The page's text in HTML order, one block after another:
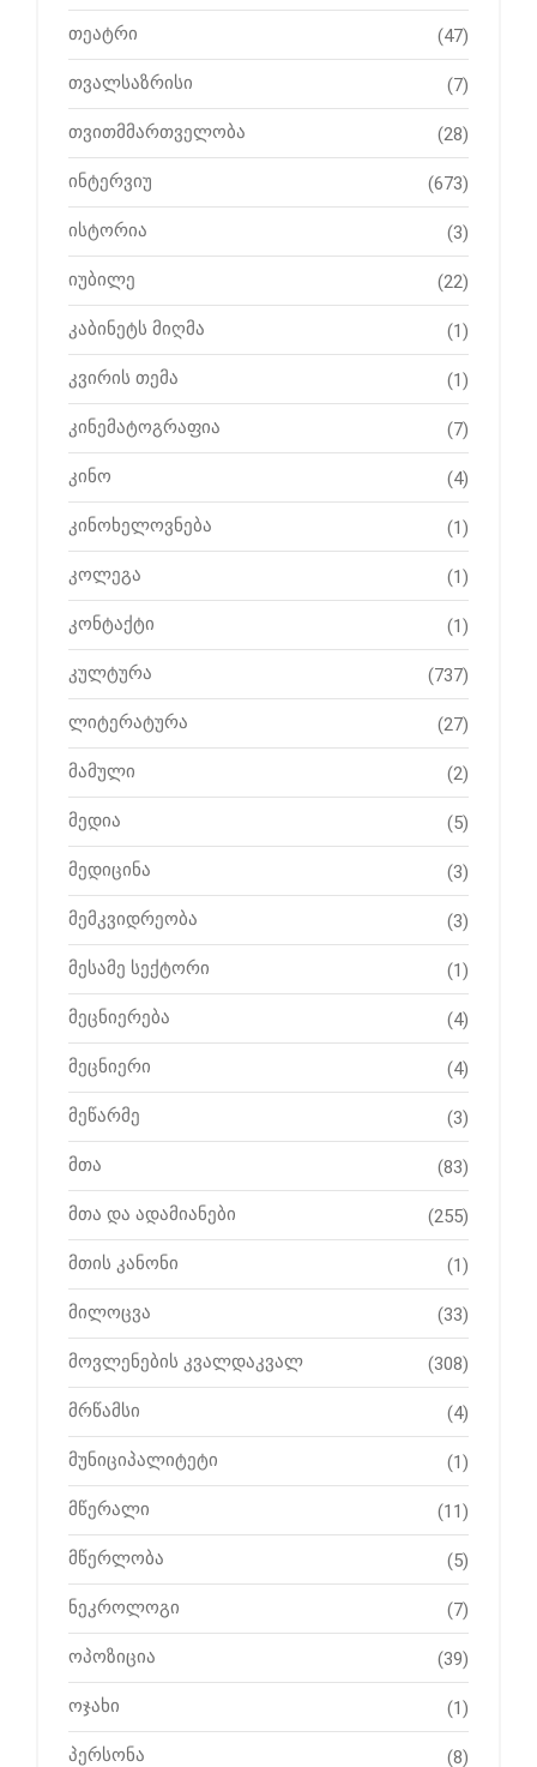
თეატრი (47)
თვალსაზრისი (7)
თვითმმართველობა (28)
ინტერვიუ (673)
ისტორია (3)
იუბილე (22)
კაბინეტს მიღმა (1)
კვირის თემა (1)
კინემატოგრაფია (7)
კინო (4)
კინოხელოვნება (1)
კოლეგა (1)
კონტაქტი (1)
კულტურა (737)
ლიტერატურა (27)
მამული (2)
მედია (5)
მედიცინა (3)
მემკვიდრეობა (3)
მესამე სექტორი (1)
მეცნიერება (4)
მეცნიერი (4)
მეწარმე (3)
მთა (83)
მთა და ადამიანები (255)
მთის კანონი (1)
მილოცვა (33)
მოვლენების კვალდაკვალ (308)
მრწამსი (4)
მუნიციპალიტეტი (1)
მწერალი (11)
მწერლობა (5)
ნეკროლოგი (7)
ოპოზიცია (39)
ოჯახი (1)
პერსონა (8)